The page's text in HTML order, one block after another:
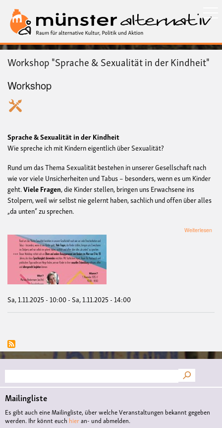
zum
Inhalt
Workshop "Sprache & Sexualität in der Kindheit"
Workshop
Sprache & Sexualität in der Kindheit
Wie spreche ich mit Kindern eigentlich über Sexualität?
Rund um das Thema Sexualität bestehen in unserer Gesellschaft nach
wie vor viele Unsicherheiten und Tabus – besonders, wenn es um Kinder
geht.Viele Fragen, die Kinder stellen, bringen uns Erwachsene ins
Stolpern, weil wir selbst nie gelernt haben, sachlich und offen über alles
„da unten“ zu sprechen.
Weiterlesen
Sa, 1.11.2025 - 10:00-Sa, 1.11.2025 - 14:00
Suche
Mailingliste
Es gibt auch eine Mailingliste, über welche Veranstaltungen bekannt gegeben
werden. Ihr könnt euch hieran- und abmelden.